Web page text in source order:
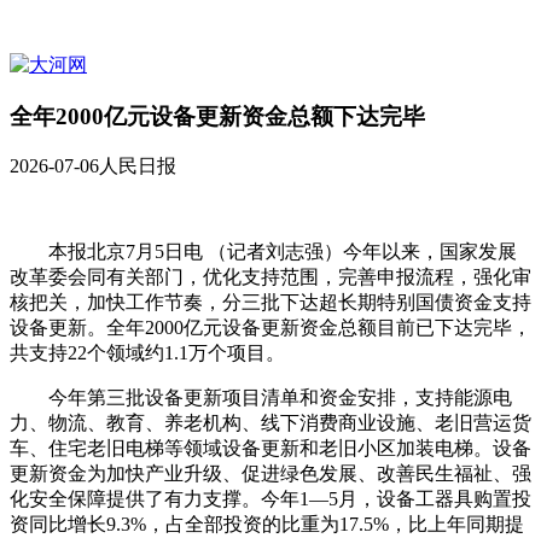
全年2000亿元设备更新资金总额下达完毕
2026-07-06人民日报
本报北京7月5日电 （记者刘志强）今年以来，国家发展
改革委会同有关部门，优化支持范围，完善申报流程，强化审
核把关，加快工作节奏，分三批下达超长期特别国债资金支持
设备更新。全年2000亿元设备更新资金总额目前已下达完毕，
共支持22个领域约1.1万个项目。
今年第三批设备更新项目清单和资金安排，支持能源电
力、物流、教育、养老机构、线下消费商业设施、老旧营运货
车、住宅老旧电梯等领域设备更新和老旧小区加装电梯。设备
更新资金为加快产业升级、促进绿色发展、改善民生福祉、强
化安全保障提供了有力支撑。今年1—5月，设备工器具购置投
资同比增长9.3%，占全部投资的比重为17.5%，比上年同期提